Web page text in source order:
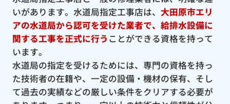
いがあります。水道局指定工事店は、 大田原市エリ
アの水道局から認可を受けた業者で、給排水設備に
関する工事を正式に行う ことができる資格を持って
います。
水道局の指定を受けるためには、専門の資格を持っ
た技術者の在籍や、一定の設備・機材の保有、そし
て過去の実績などの厳しい条件をクリアする必要が